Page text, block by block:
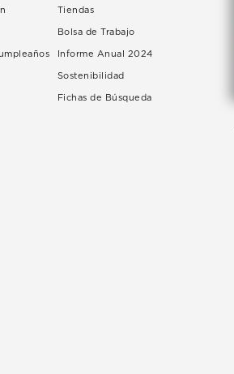
Tiendas
Bolsa de Trabajo
Informe Anual 2024
Sostenibilidad
Fichas de Búsqueda